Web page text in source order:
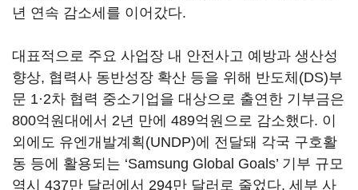
년 연속 감소세를 이어갔다.
대표적으로 주요 사업장 내 안전사고 예방과 생산성
향상, 협력사 동반성장 확산 등을 위해 반도체(DS)부
문 1·2차 협력 중소기업을 대상으로 출연한 기부금은
800억원대에서 2년 만에 489억원으로 감소했다. 이
외에도 유엔개발계획(UNDP)에 전달돼 각국 구호활
동 등에 활용되는 ‘Samsung Global Goals’ 기부 규모
역시 437만 달러에서 294만 달러로 줄었다. 세부 사